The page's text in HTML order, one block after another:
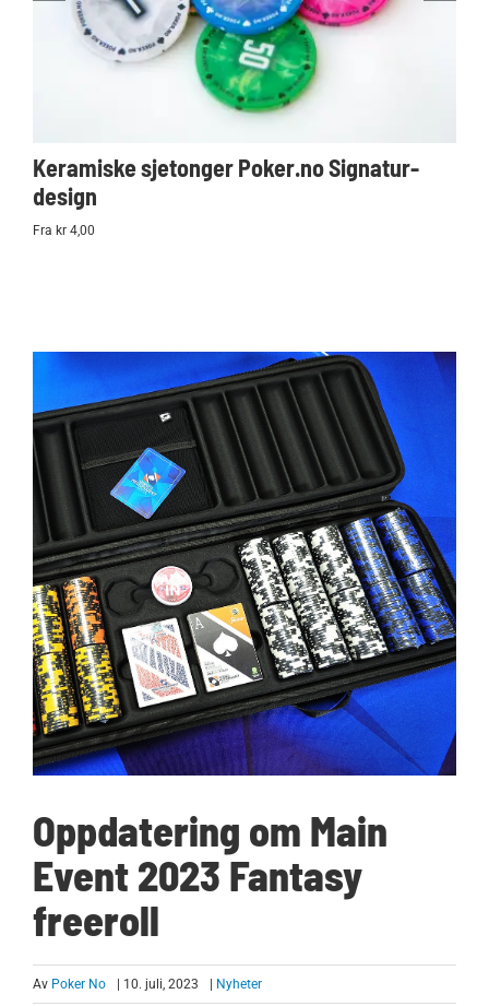
Keramiske sjetonger Poker.no Signatur-
design
Fra kr 4,00
Oppdatering om Main
Event 2023 Fantasy
freeroll
Av Poker No | 10. juli, 2023 Nyheter